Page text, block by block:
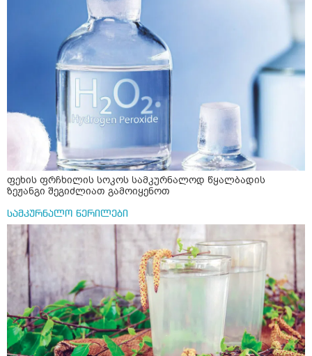
ფეხის ფრჩხილის სოკოს სამკურნალოდ წყალბადის
ზეჟანგი შეგიძლიათ გამოიყენოთ
სამკურნალო წერილები